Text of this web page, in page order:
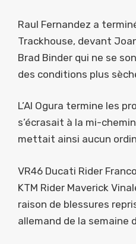
Raul Fernandez a
Trackhouse, devant
Brad Binder qui ne se
des conditions plus
L’AI Ogura termine les
s’écrasait à la mi-
mettait ainsi aucun
VR46 Ducati Rider
KTM Rider Maverick
raison de blessures
allemand de la semaine